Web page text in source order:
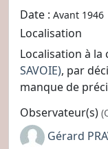
Date : Avant 1946
Localisation
Localisation à la
SAVOIE), par
manque de
Observateur(s)
Gérard